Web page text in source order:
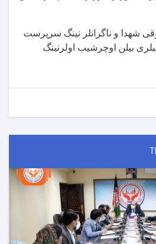
شهدا و ناگرانلر نینگ سرپرست
بیلن اوچرشیب اولرنینگ